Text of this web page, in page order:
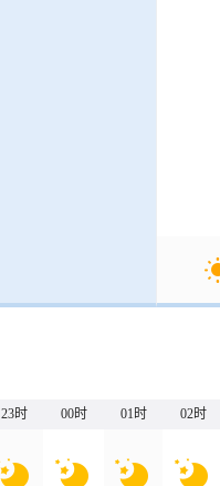
23时 00时 01时 02时